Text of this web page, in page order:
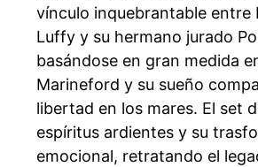
vínculo inquebrantable entre
Luffy y su hermano jurado
basándose en gran medida
Marineford y su sueño
libertad en los mares. El set
espíritus ardientes y su
emocional, retratando el